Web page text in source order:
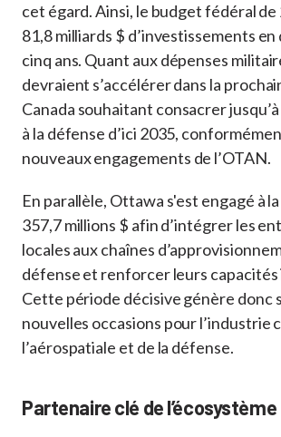
cet égard. Ainsi, le budget fédéral
81,8 milliards $ d’investissements en
cinq ans. Quant aux dépenses
devraient s’accélérer dans la
Canada souhaitant consacrer
à la défense d’ici 2035,
nouveaux engagements de l’OTAN.
En parallèle, Ottawa s'est engagé à
357,7 millions $ afin d’intégrer les
locales aux chaînes
défense et renforcer leurs
Cette période décisive génère donc
nouvelles occasions pour l’industrie
l’aérospatiale et de la défense.
Partenaire clé de l’écosystème